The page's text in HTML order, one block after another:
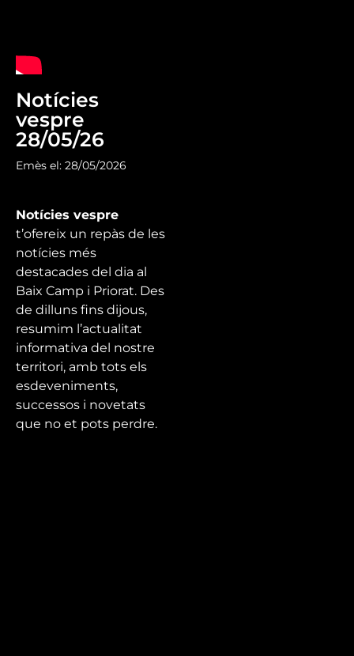
Notícies
vespre
28/05/26
Emès el: 28/05/2026
Notícies vespre
t’ofereix un repàs de les
notícies més
destacades del dia al
Baix Camp i Priorat. Des
de dilluns fins dijous,
resumim l’actualitat
informativa del nostre
territori, amb tots els
esdeveniments,
successos i novetats
que no et pots perdre.